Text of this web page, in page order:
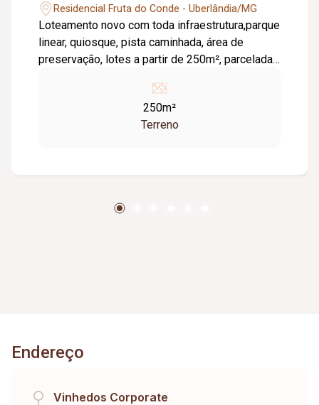
Residencial Fruta do Conde - Uberlândia/MG
Loteamento novo com toda infraestrutura,parque
linear, quiosque, pista caminhada, área de
preservação, lotes a partir de 250m², parcelada
disponibilidade, valores sujeitos a alteração.
250m²
Terreno
Endereço
Vinhedos Corporate